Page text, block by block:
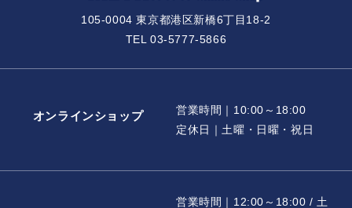
105-0004 東京都港区新橋6丁目18-2
TEL 03-5777-5866
オンラインショップ
営業時間｜10:00～18:00
定休日｜土曜・日曜・祝日
営業時間｜12:00～18:00 / 土